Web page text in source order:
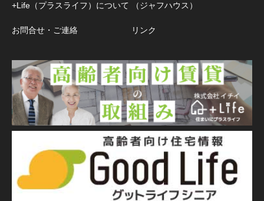
+Life（プラスライフ）について
お問合せ・ご連絡
（ジャフハウス）
リンク